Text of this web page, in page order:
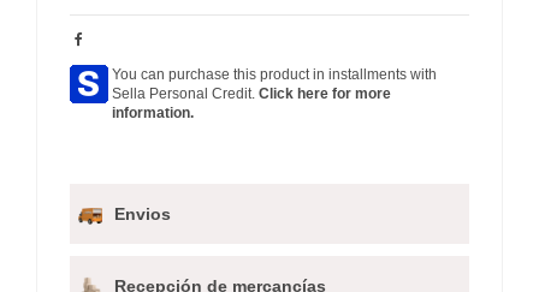
You can purchase this product in installments with
Sella Personal Credit. Click here for more
information.
Envios
Recepción de mercancías